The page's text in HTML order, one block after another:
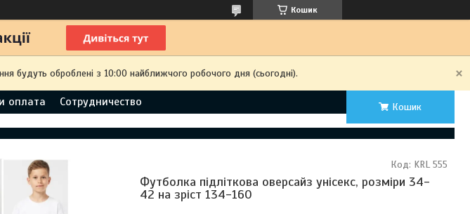
Кошик
будуть оброблені з 10:00 найближчого робочого дня (сьогодні).
оплата Сотрудничество Кошик
Футболка підліткова оверсайз унісекс, розміри 34-
42 на зріст 134-160
Код: KRL 555